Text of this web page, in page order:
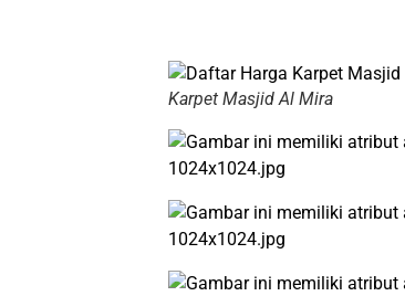
Karpet Masjid Al Mira